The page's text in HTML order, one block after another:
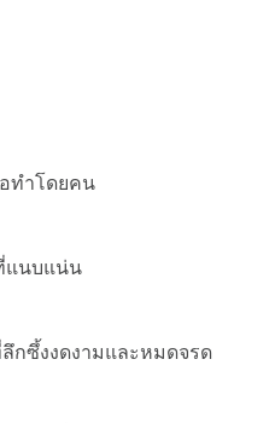
ำโดยคน
นบแน่น
ซึ้งงดงามและหมดจรด